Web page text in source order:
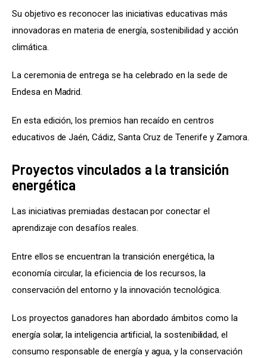
Su objetivo es reconocer las iniciativas educativas más
innovadoras en materia de energía, sostenibilidad y acción
climática.
La ceremonia de entrega se ha celebrado en la sede de
Endesa en Madrid.
En esta edición, los premios han recaído en centros
educativos de Jaén, Cádiz, Santa Cruz de Tenerife y Zamora.
Proyectos vinculados a la transición
energética
Las iniciativas premiadas destacan por conectar el
aprendizaje con desafíos reales.
Entre ellos se encuentran la transición energética, la
economía circular, la eficiencia de los recursos, la
conservación del entorno y la innovación tecnológica.
Los proyectos ganadores han abordado ámbitos como la
energía solar, la inteligencia artificial, la sostenibilidad, el
consumo responsable de energía y agua, y la conservación